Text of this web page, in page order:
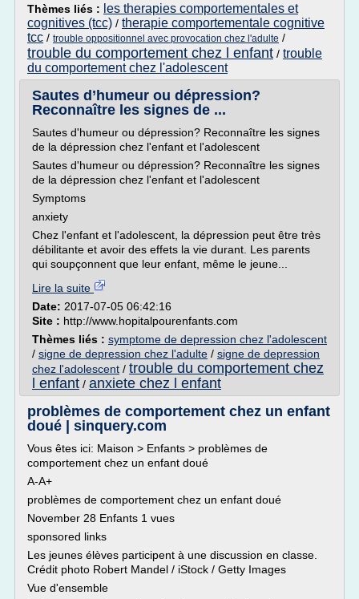
Thèmes liés : les therapies comportementales et
cognitives (tcc) / therapie comportementale cognitive
tcc / trouble oppositionnel avec provocation chez l'adulte /
trouble du comportement chez l enfant / trouble
du comportement chez l'adolescent
Sautes d’humeur ou dépression?
Reconnaître les signes de ...
Sautes d'humeur ou dépression? Reconnaître les signes
de la dépression chez l'enfant et l'adolescent
Sautes d'humeur ou dépression? Reconnaître les signes
de la dépression chez l'enfant et l'adolescent
Symptoms
anxiety
Chez l'enfant et l'adolescent, la dépression peut être très
débilitante et avoir des effets la vie durant. Les parents
qui soupçonnent que leur enfant, même le jeune...
Lire la suite
Date: 2017-07-05 06:42:16
Site : http://www.hopitalpourenfants.com
Thèmes liés : symptome de depression chez l'adolescent
/ signe de depression chez l'adulte / signe de depression
chez l'adolescent / trouble du comportement chez
l enfant / anxiete chez l enfant
problèmes de comportement chez un enfant
doué | sinquery.com
Vous êtes ici: Maison > Enfants > problèmes de
comportement chez un enfant doué
A-A+
problèmes de comportement chez un enfant doué
November 28 Enfants 1 vues
sponsored links
Les jeunes élèves participent à une discussion en classe.
Crédit photo Robert Mandel / iStock / Getty Images
Vue d'ensemble